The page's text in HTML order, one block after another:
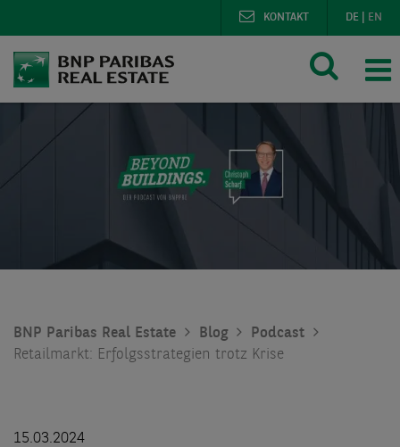
DE EN
KONTAKT
BNP Paribas Real Estate Blog
Podcast
Retailmarkt: Erfolgsstrategien trotz Krise
15.03.2024